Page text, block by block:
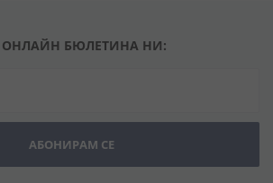
ОНЛАЙН БЮЛЕТИНА НИ:
АБОНИРАМ СЕ